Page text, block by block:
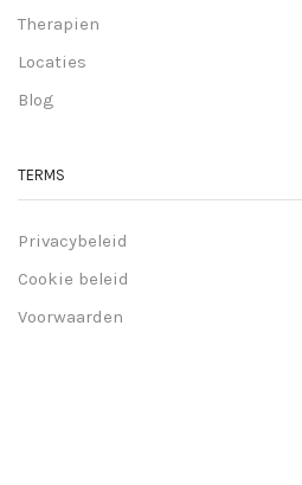
Therapien
Locaties
Blog
TERMS
Privacybeleid
Cookie beleid
Voorwaarden